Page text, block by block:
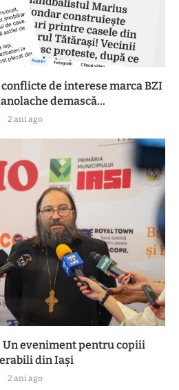
de interese marca BZI
demască...
2 ani ago
Un eveniment pentru copiii
din Iași
2 ani ago